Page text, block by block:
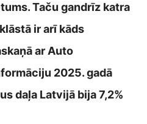
Taču gandrīz katra
ir arī kāds
ar Auto
2025. gadā
daļa Latvijā bija 7,2%